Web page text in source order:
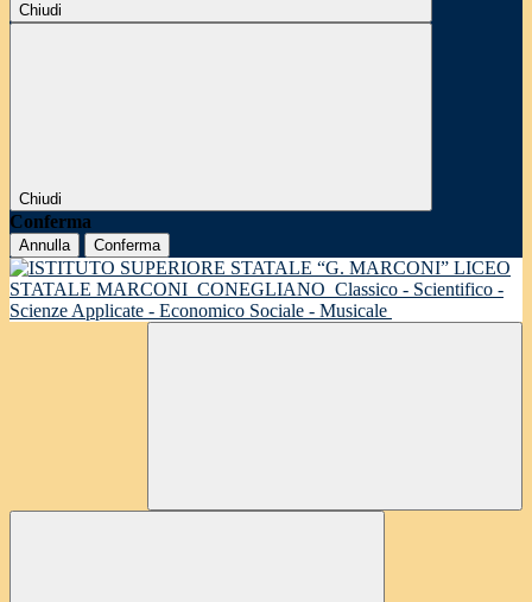
Chiudi
Chiudi
Conferma
Annulla Conferma
LICEO
STATALE MARCONI CONEGLIANO Classico - Scientifico -
Scienze Applicate - Economico Sociale - Musicale